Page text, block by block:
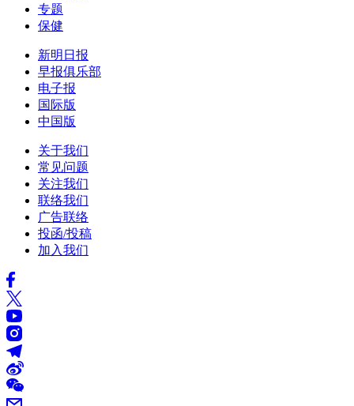
专题
保健
新明日报
早报俱乐部
电子报
国际版
中国版
关于我们
常见问题
关注我们
联络我们
广告联络
投函/投稿
加入我们